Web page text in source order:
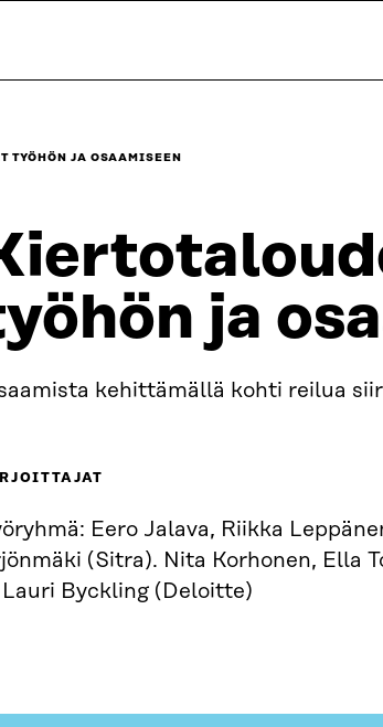
TYÖHÖN JA OSAAMISEEN
ja
kehittämällä kohti reilua
Eero Jalava, Riikka
(Sitra). Nita Korhonen, Ella
Lauri Byckling (Deloitte)